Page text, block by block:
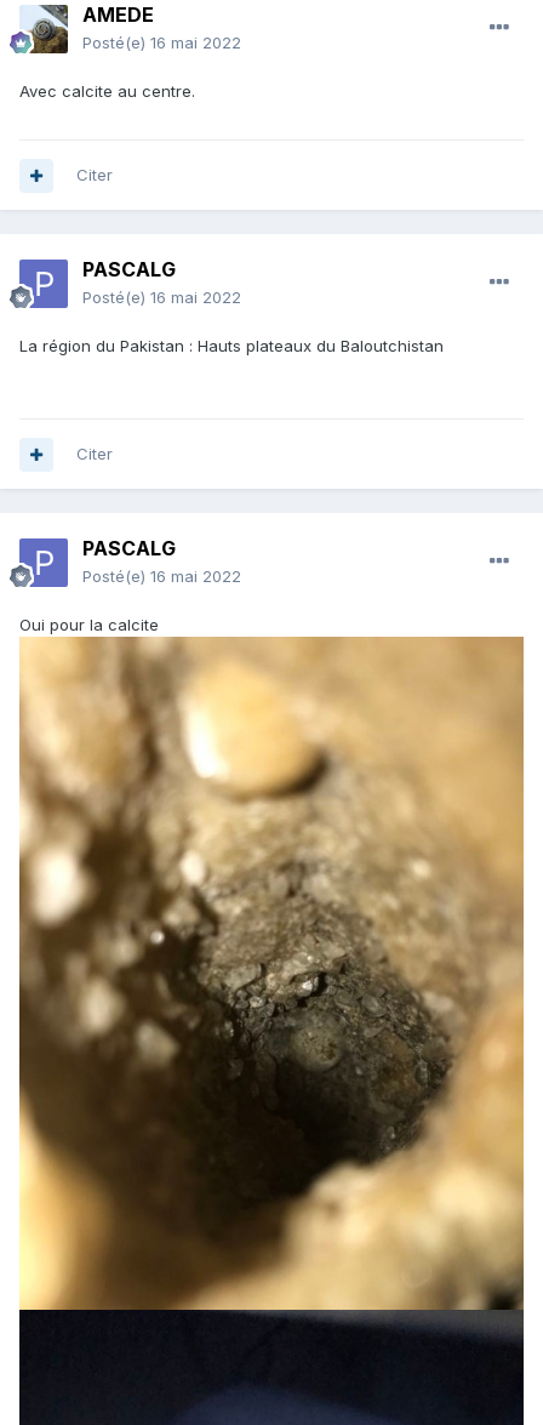
AMEDE
Posté(e) 16 mai 2022
Avec calcite au centre.
Citer
PASCALG
Posté(e) 16 mai 2022
La région du Pakistan : Hauts plateaux du Baloutchistan
Citer
PASCALG
Posté(e) 16 mai 2022
Oui pour la calcite